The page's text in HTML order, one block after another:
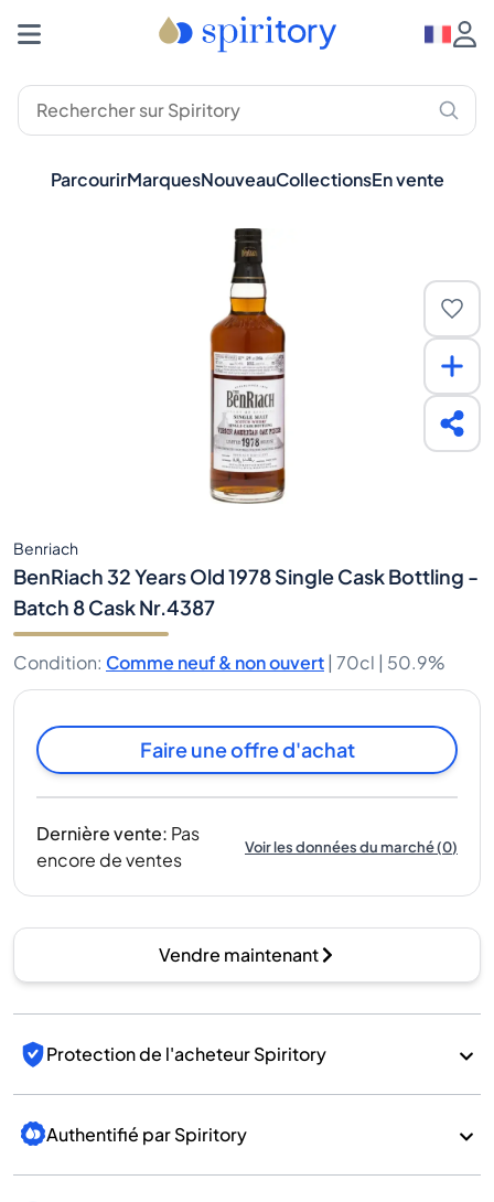
ParcourirMarquesNouveauCollectionsEn vente
Benriach
BenRiach 32 Years Old 1978 Single Cask Bottling -
Batch 8 Cask Nr.4387
Condition: Comme neuf & non ouvert | 70cl | 50.9%
Faire une offre d'achat
Dernière vente: Pas
encore de ventes
Voir les données du marché(0)
Vendre maintenant
Protection de l'acheteur Spiritory
Authentifié par Spiritory